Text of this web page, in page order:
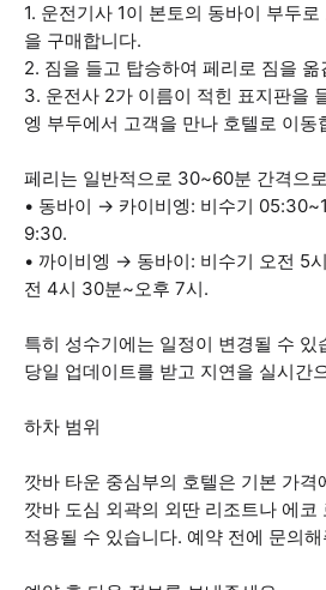
1. 운전기사 1이 본토의 동바이 부두
을 구매합니다.
2. 짐을 들고 탑승하여 페리로 짐을 옮
3. 운전사 2가 이름이 적힌 표지판을
엥 부두에서 고객을 만나 호텔로 이동
페리는 일반적으로 30~60분 간격으
• 동바이 → 카이비엥: 비수기
9:30.
• 까이비엥 → 동바이: 비수기 오전 5
전 4시 30분~오후 7시.
특히 성수기에는 일정이 변경될 수 있
당일 업데이트를 받고 지연을 실시간
하차 범위
깟바 타운 중심부의 호텔은 기본 가격
깟바 도심 외곽의 외딴 리조트나 에
적용될 수 있습니다. 예약 전에 문의